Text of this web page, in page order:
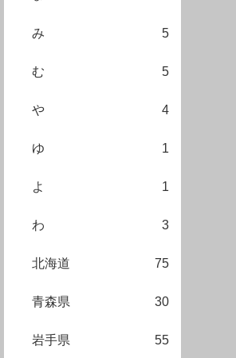
み 5
む 5
や 4
ゆ 1
よ 1
わ 3
北海道 75
青森県 30
岩手県 55